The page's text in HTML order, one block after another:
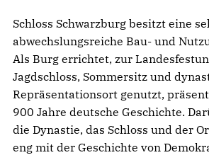
Schloss Schwarzburg besitzt eine
abwechslungsreiche Bau- und
Als Burg errichtet, zur
Jagdschloss, Sommersitz und
Repräsentationsort genutzt,
900 Jahre deutsche Geschichte.
die Dynastie, das Schloss und der
eng mit der Geschichte von